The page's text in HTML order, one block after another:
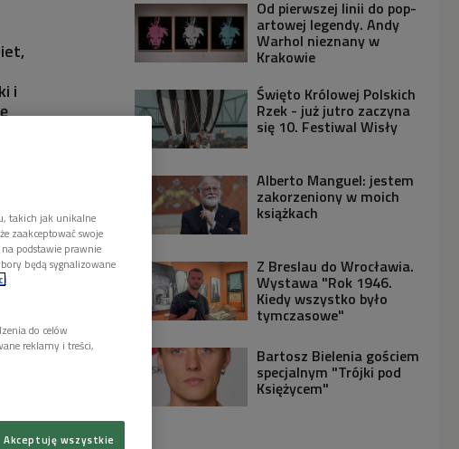
i
Od pierwszej linii do pop-
artowej legendy. Andy
Warhol nieznany w
Krakowie
Święto Królowej Polskich
Rzek - już jutro zaczyna
się 10. Festiwal Wisły
Alberto Manguel: jestem
zakorzeniony w moich
książkach
Z Breslau do Wrocławia.
Wystawa "Rok 1946.
Kiedy wszystko było
tymczasowe"
Bartosz Bielenia gościem
specjalnym "Trójki pod
Księżycem"
takich jak unikalne
zaakceptować swoje
podstawie prawnie
będą sygnalizowane
do celów
reklamy i treści,
Akceptuję wszystkie